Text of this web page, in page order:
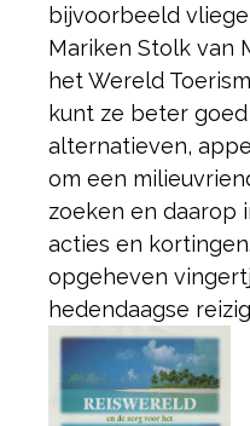
bijvoorbeeld
Mariken Stolk van
het Wereld
kunt ze beter
alternatieven,
om een
zoeken en daarop
acties en
opgeheven
hedendaagse